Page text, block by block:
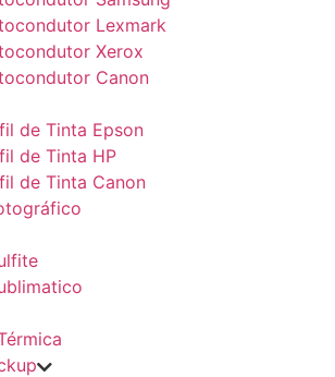
Lexmark
Xerox
Canon
de Tinta Epson
de Tinta HP
de Tinta Canon